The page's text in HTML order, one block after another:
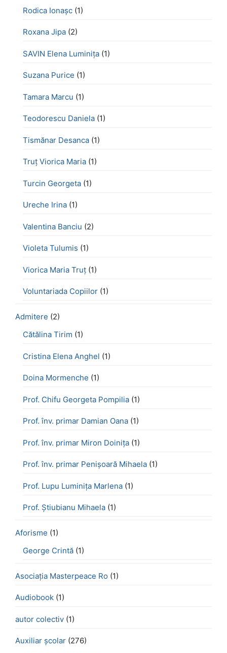
Rodica Ionașc (1)
Roxana Jipa (2)
SAVIN Elena Luminița (1)
Suzana Purice (1)
Tamara Marcu (1)
Teodorescu Daniela (1)
Tismănar Desanca (1)
Truț Viorica Maria (1)
Turcin Georgeta (1)
Ureche Irina (1)
Valentina Banciu (2)
Violeta Tulumis (1)
Viorica Maria Truț (1)
Voluntariada Copiilor (1)
Admitere (2)
Cătălina Tirim (1)
Cristina Elena Anghel (1)
Doina Mormenche (1)
Prof. Chifu Georgeta Pompilia (1)
Prof. înv. primar Damian Oana (1)
Prof. înv. primar Miron Doinița (1)
Prof. înv. primar Penișoară Mihaela (1)
Prof. Lupu Luminița Marlena (1)
Prof. Știubianu Mihaela (1)
Aforisme (1)
George Crintă (1)
Asociația Masterpeace Ro (1)
Audiobook (1)
autor colectiv (1)
Auxiliar școlar (276)